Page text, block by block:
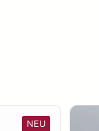
NEU